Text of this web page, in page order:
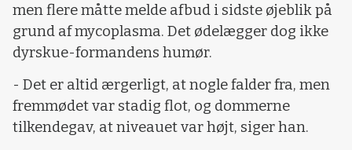
men flere måtte melde afbud i sidste øjeblik på
grund af mycoplasma. Det ødelægger dog ikke
dyrskue-formandens humør.
- Det er altid ærgerligt, at nogle falder fra, men
fremmødet var stadig flot, og dommerne
tilkendegav, at niveauet var højt, siger han.